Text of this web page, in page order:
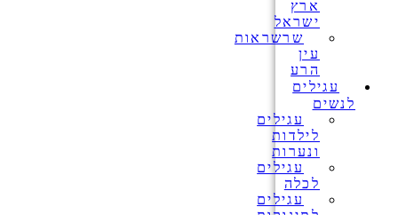
ארץ
ישראל
שרשראות
עין
הרע
עגילים
לנשים
עגילים
לילדות
ונערות
עגילים
לכלה
עגילים